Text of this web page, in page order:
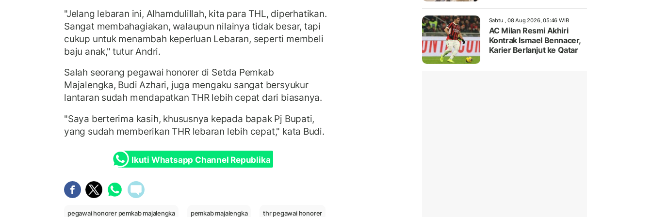
"Jelang lebaran ini, Alhamdulillah, kita para THL, diperhatikan.
Sangat membahagiakan, walaupun nilainya tidak besar, tapi
cukup untuk menambah keperluan Lebaran, seperti membeli
baju anak," tutur Andri.
Salah seorang pegawai honorer di Setda Pemkab
Majalengka, Budi Azhari, juga mengaku sangat bersyukur
lantaran sudah mendapatkan THR lebih cepat dari biasanya.
"Saya berterima kasih, khususnya kepada bapak Pj Bupati,
yang sudah memberikan THR lebaran lebih cepat," kata Budi.
Ikuti Whatsapp Channel Republika
pegawai honorer pemkab majalengka pemkab majalengka thr pegawai honorer
Sabtu , 08 Aug 2026, 05:46 WIB
AC Milan Resmi Akhiri
Kontrak Ismael Bennacer,
Karier Berlanjut ke Qatar